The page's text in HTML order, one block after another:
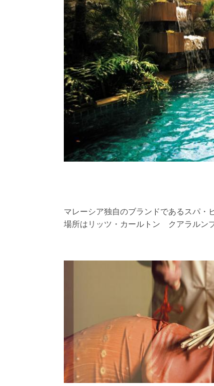
マレーシア独自のブランドであるスパ・
場所はリッツ・カールトン クアラルンプ